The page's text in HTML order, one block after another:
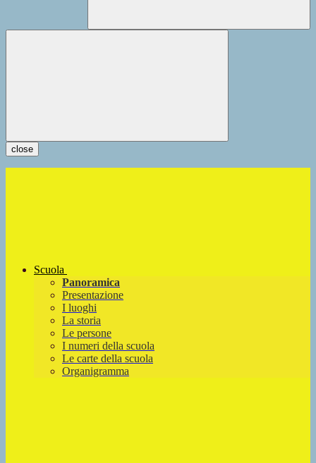
close
Scuola
Panoramica
Presentazione
I luoghi
La storia
Le persone
I numeri della scuola
Le carte della scuola
Organigramma